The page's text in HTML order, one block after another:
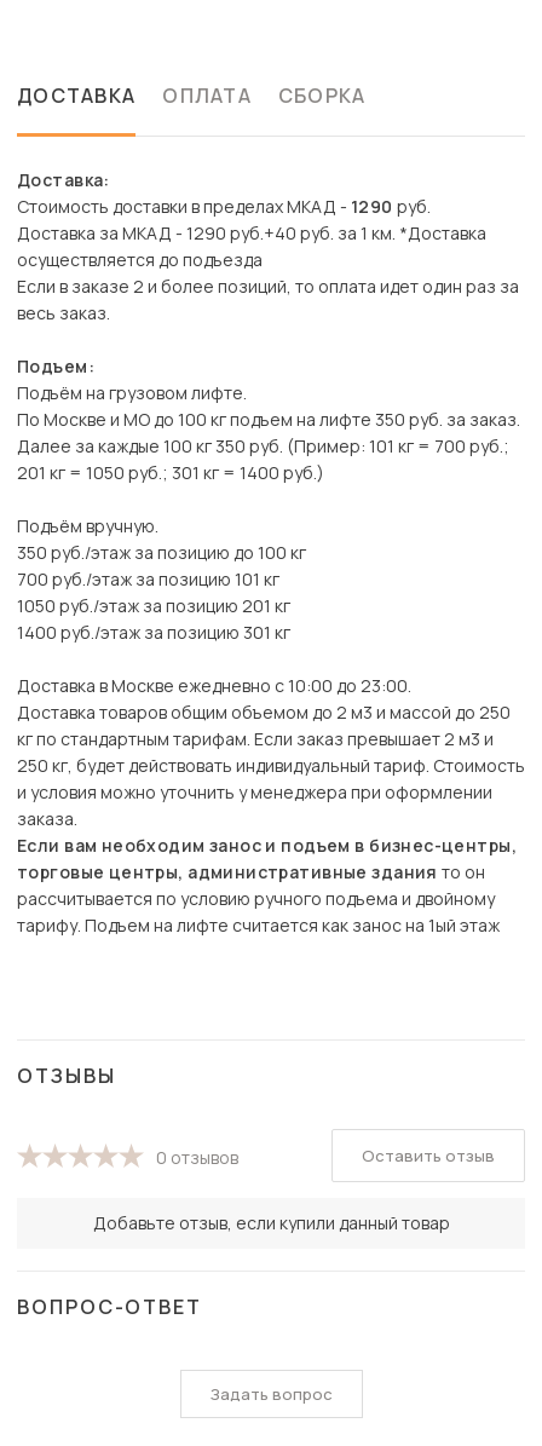
ДОСТАВКА ОПЛАТА СБОРКА
Доставка:
Стоимость доставки в пределах МКАД - 1290 руб.
Доставка за МКАД - 1290 руб.+40 руб. за 1 км. *Доставка
осуществляется до подъезда
Если в заказе 2 и более позиций, то оплата идет один раз за
весь заказ.
Подъем:
Подъём на грузовом лифте.
По Москве и МО до 100 кг подъем на лифте 350 руб. за заказ.
Далее за каждые 100 кг 350 руб. (Пример: 101 кг = 700 руб.;
201 кг = 1050 руб.; 301 кг = 1400 руб.)
Подъём вручную.
350 руб./этаж за позицию до 100 кг
700 руб./этаж за позицию 101 кг
1050 руб./этаж за позицию 201 кг
1400 руб./этаж за позицию 301 кг
Доставка в Москве ежедневно с 10:00 до 23:00.
Доставка товаров общим объемом до 2 м3 и массой до 250
кг по стандартным тарифам. Если заказ превышает 2 м3 и
250 кг, будет действовать индивидуальный тариф. Стоимость
и условия можно уточнить у менеджера при оформлении
заказа.
Если вам необходим занос и подъем в бизнес-центры,
торговые центры, административные здания то он
рассчитывается по условию ручного подъема и двойному
тарифу. Подъем на лифте считается как занос на 1ый этаж
ОТЗЫВЫ
0 отзывов
Добавьте отзыв, если купили данный товар
Оставить отзыв
ВОПРОС-ОТВЕТ
Задать вопрос